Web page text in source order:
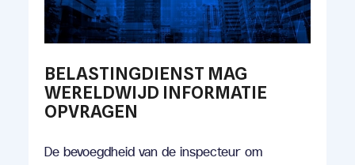
BELASTINGDIENST MAG
WERELDWIJD INFORMATIE
OPVRAGEN
De bevoegdheid van de inspecteur om